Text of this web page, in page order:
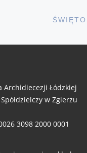
Archidiecezji Łódzkiej
w Zgierzu
3098 2000 0001